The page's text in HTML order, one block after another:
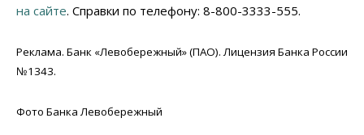
на сайте. Справки по телефону: 8-800-3333-555.
Реклама. Банк «Левобережный» (ПАО). Лицензия Банка России
№1343.
Фото Банка Левобережный